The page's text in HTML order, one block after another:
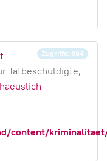
Zugriffe: 684
Tatbeschuldigte,
haeuslich-
content/